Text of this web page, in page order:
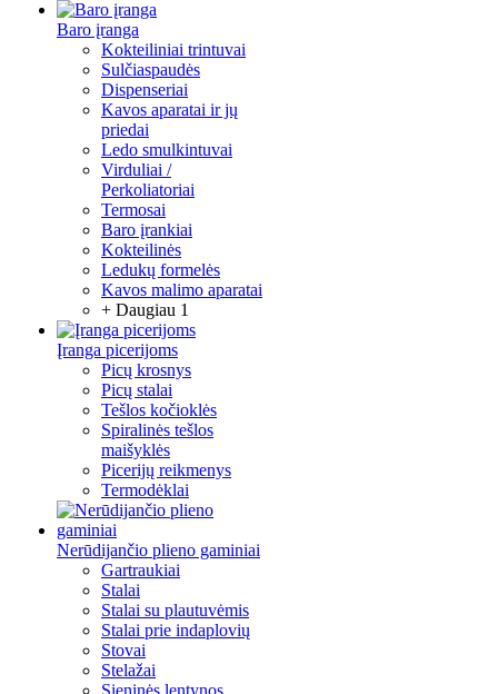
Baro įranga
Kokteiliniai trintuvai
Sulčiaspaudės
Dispenseriai
Kavos aparatai ir jų
priedai
Ledo smulkintuvai
Virduliai /
Perkoliatoriai
Termosai
Baro įrankiai
Kokteilinės
Ledukų formelės
Kavos malimo aparatai
+ Daugiau 1
Įranga picerijoms
Picų krosnys
Picų stalai
Tešlos kočioklės
Spiralinės tešlos
maišyklės
Picerijų reikmenys
Termodėklai
Nerūdijančio plieno gaminiai
Gartraukiai
Stalai
Stalai su plautuvėmis
Stalai prie indaplovių
Stovai
Stelažai
Sieninės lentynos